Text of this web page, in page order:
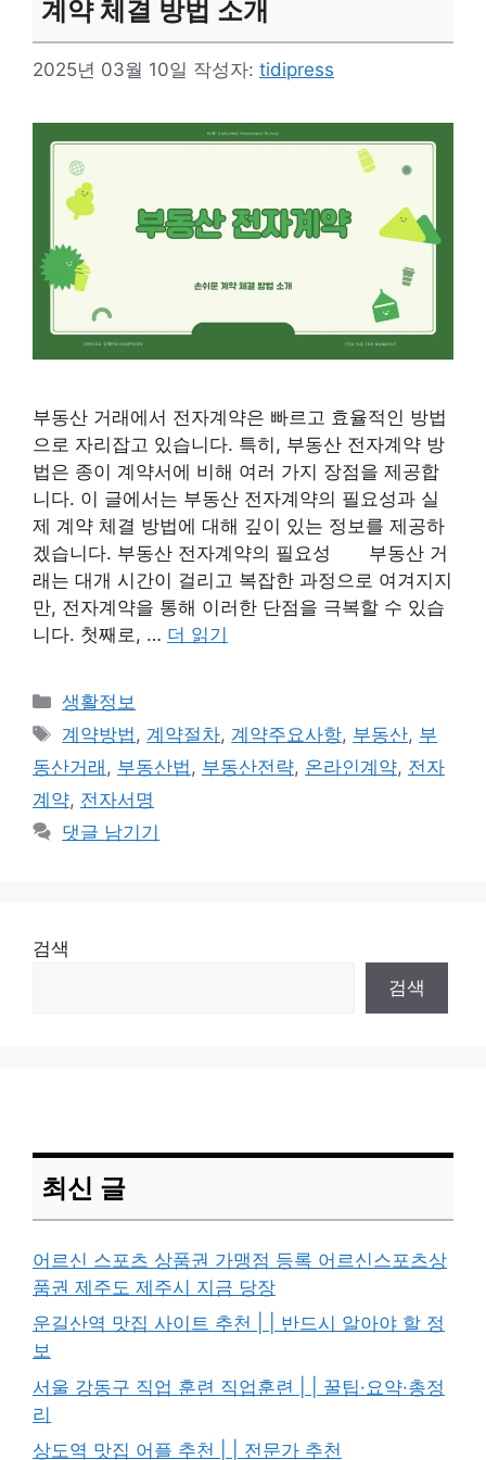
계약 체결 방법 소개
2025년 03월 10일 작성자: tidipress
부동산 거래에서 전자계약은 빠르고 효율적인 방법
으로 자리잡고 있습니다. 특히, 부동산 전자계약 방
법은 종이 계약서에 비해 여러 가지 장점을 제공합
니다. 이 글에서는 부동산 전자계약의 필요성과 실
제 계약 체결 방법에 대해 깊이 있는 정보를 제공하
겠습니다. 부동산 전자계약의 필요성 부동산 거
래는 대개 시간이 걸리고 복잡한 과정으로 여겨지지
만, 전자계약을 통해 이러한 단점을 극복할 수 있습
니다. 첫째로, … 더 읽기
카
테
고
리
생활정보
태
그
계약방법 , 계약절차, 계약주요사항, 부동산, 부
동산거래 , 부동산법 , 부동산전략, 온라인계약, 전자
계약, 전자서명
댓글 남기기
검색
검색
최신 글
어르신 스포츠 상품권 가맹점 등록 어르신스포츠상
품권 제주도 제주시 지금 당장
운길산역 맛집 사이트 추천 | | 반드시 알아야 할 정
보
서울 강동구 직업 훈련 직업훈련 | | 꿀팁·요약·총정
리
상도역 맛집 어플 추천 | | 전문가 추천